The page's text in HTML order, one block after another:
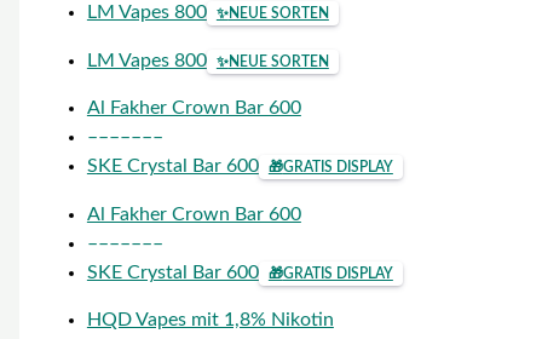
LM Vapes 800 ✨NEUE SORTEN
LM Vapes 800 ✨NEUE SORTEN
Al Fakher Crown Bar 600
–––––––
SKE Crystal Bar 600
🎁GRATIS DISPLAY
Al Fakher Crown Bar 600
–––––––
SKE Crystal Bar 600
🎁GRATIS DISPLAY
HQD Vapes mit 1,8% Nikotin